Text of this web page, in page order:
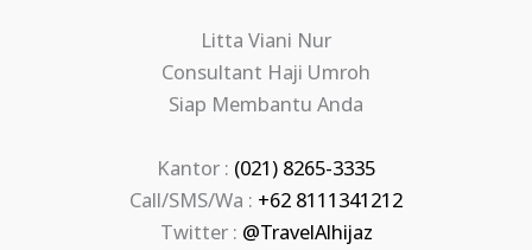
Litta Viani Nur
Consultant Haji Umroh
Siap Membantu Anda
Kantor : (021) 8265-3335
Call/SMS/Wa : +62 8111341212
Twitter : @TravelAlhijaz